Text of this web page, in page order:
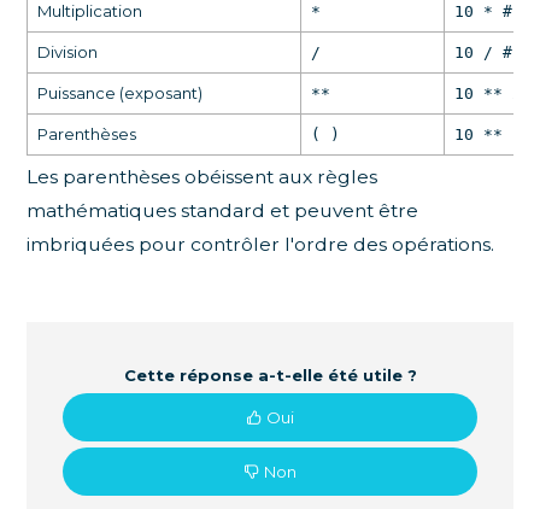
Multiplication * 10 *
Division / 10 /
Puissance (exposant) ** 10 ** 2
Parenthèses ( ) 10 **
Les parenthèses obéissent aux règles
mathématiques standard et peuvent être
imbriquées pour contrôler l'ordre des opérations.
Cette réponse a-t-elle été utile ?
Oui
Non